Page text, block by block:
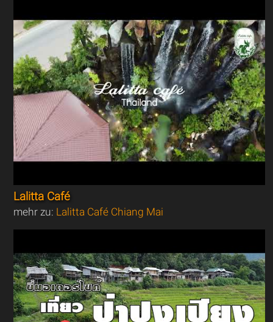
Lalitta Café
mehr zu: Lalitta Café Chiang Mai